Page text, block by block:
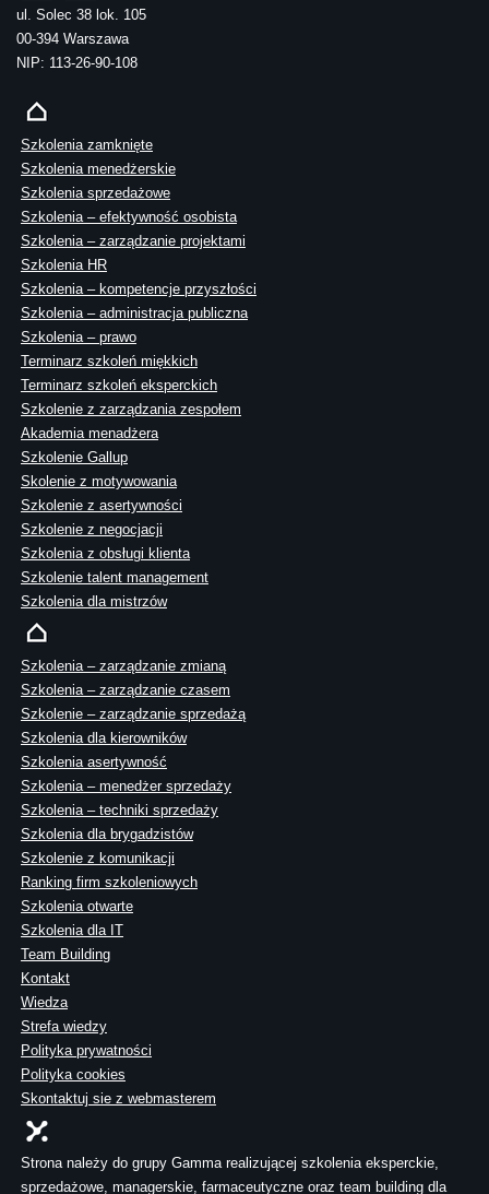
ul. Solec 38 lok. 105
00-394 Warszawa
NIP: 113-26-90-108
Szkolenia zamknięte
Szkolenia menedżerskie
Szkolenia sprzedażowe
Szkolenia – efektywność osobista
Szkolenia – zarządzanie projektami
Szkolenia HR
Szkolenia – kompetencje przyszłości
Szkolenia – administracja publiczna
Szkolenia – prawo
Terminarz szkoleń miękkich
Terminarz szkoleń eksperckich
Szkolenie z zarządzania zespołem
Akademia menadżera
Szkolenie Gallup
Skolenie z motywowania
Szkolenie z asertywności
Szkolenie z negocjacji
Szkolenia z obsługi klienta
Szkolenie talent management
Szkolenia dla mistrzów
Szkolenia – zarządzanie zmianą
Szkolenia – zarządzanie czasem
Szkolenie – zarządzanie sprzedażą
Szkolenia dla kierowników
Szkolenia asertywność
Szkolenia – menedżer sprzedaży
Szkolenia – techniki sprzedaży
Szkolenia dla brygadzistów
Szkolenie z komunikacji
Ranking firm szkoleniowych
Szkolenia otwarte
Szkolenia dla IT
Team Building
Kontakt
Wiedza
Strefa wiedzy
Polityka prywatności
Polityka cookies
Skontaktuj sie z webmasterem
Strona należy do grupy Gamma realizującej szkolenia eksperckie,
sprzedażowe, managerskie, farmaceutyczne oraz team building dla